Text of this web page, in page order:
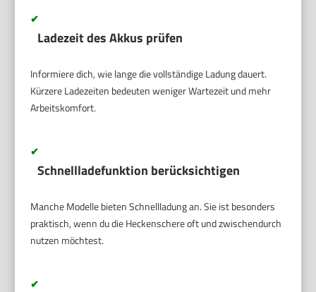
✔
Ladezeit des Akkus prüfen
Informiere dich, wie lange die vollständige Ladung dauert.
Kürzere Ladezeiten bedeuten weniger Wartezeit und mehr
Arbeitskomfort.
✔
Schnellladefunktion berücksichtigen
Manche Modelle bieten Schnellladung an. Sie ist besonders
praktisch, wenn du die Heckenschere oft und zwischendurch
nutzen möchtest.
✔